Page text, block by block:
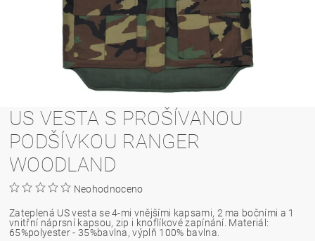
US VESTA S PROŠÍVANOU
PODŠÍVKOU RANGER
WOODLAND
Neohodnoceno
Zateplená US vesta se 4-mi vnějšími kapsami, 2 ma bočními a 1
vnitřní náprsní kapsou, zip i knoflíkové zapínání. Materiál:
65%polyester - 35%bavlna, výplň 100% bavlna.